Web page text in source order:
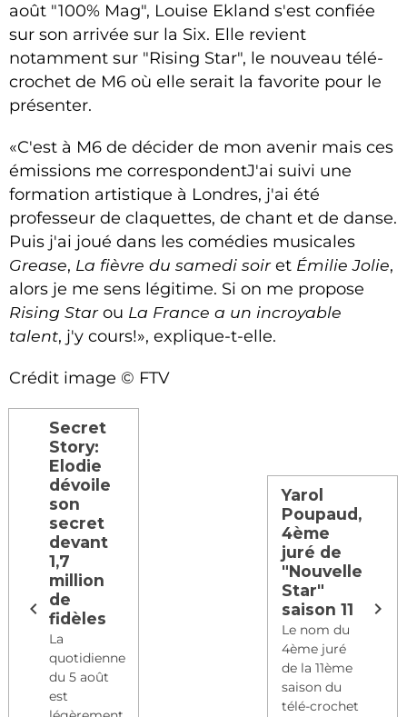
août "100% Mag", Louise Ekland s'est confiée
sur son arrivée sur la Six. Elle revient
notamment sur "Rising Star", le nouveau télé-
crochet de M6 où elle serait la favorite pour le
présenter.
«C'est à M6 de décider de mon avenir mais ces
émissions me correspondentJ'ai suivi une
formation artistique à Londres, j'ai été
professeur de claquettes, de chant et de danse.
Puis j'ai joué dans les comédies musicales
Grease, La fièvre du samedi soiret Émilie Jolie,
alors je me sens légitime. Si on me propose
Rising Starou La France a un incroyable
talent, j'y cours!», explique-t-elle.
Crédit image © FTV
Secret
Story:
Elodie
dévoile
son
secret
devant
1,7
million
de
fidèles
La
quotidienne
du 5 août
est
Yarol
Poupaud,
4ème
juré de
"Nouvelle
Star"
saison 11
Le nom du
4ème juré
de la 11ème
saison du
télé-crochet